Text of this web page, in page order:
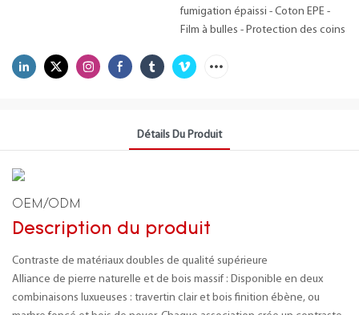
fumigation épaissi - Coton EPE -
Film à bulles - Protection des coins
Détails Du Produit
OEM/ODM
Description du produit
Contraste de matériaux doubles de qualité supérieure
Alliance de pierre naturelle et de bois massif : Disponible en deux
combinaisons luxueuses : travertin clair et bois finition ébène, ou